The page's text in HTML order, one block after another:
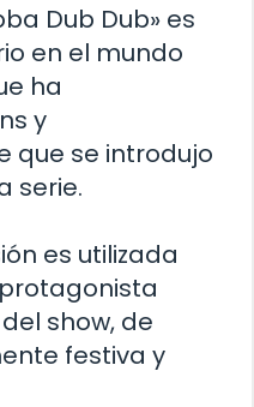
Dub Dub» es
en el mundo
ha
y
que se introdujo
serie.
es utilizada
protagonista
show, de
festiva y